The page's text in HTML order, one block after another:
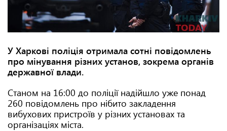
У Харкові поліція отримала сотні повідомлень
про мінування різних установ, зокрема органів
державної влади.
Станом на 16:00 до поліції надійшло уже понад
260 повідомлень про нібито закладення
вибухових пристроїв у різних установах та
організаціях міста.